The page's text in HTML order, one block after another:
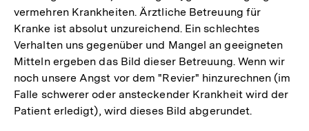
vermehren Krankheiten. Ärztliche Betreuung für
Kranke ist absolut unzureichend. Ein schlechtes
Verhalten uns gegenüber und Mangel an geeigneten
Mitteln ergeben das Bild dieser Betreuung. Wenn wir
noch unsere Angst vor dem "Revier" hinzurechnen (im
Falle schwerer oder ansteckender Krankheit wird der
Patient erledigt), wird dieses Bild abgerundet.